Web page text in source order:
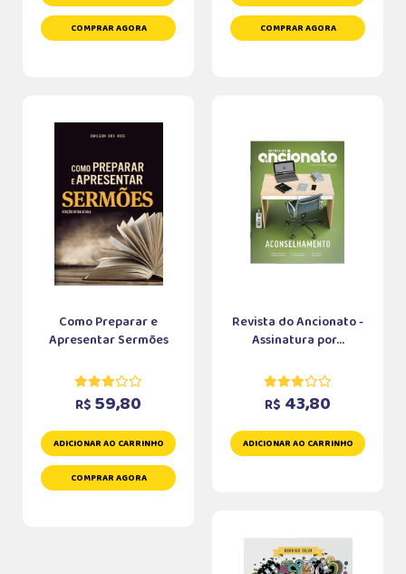
COMPRAR AGORA COMPRAR AGORA
Como Preparar e
Apresentar Sermões
R$ 59,80
ADICIONAR AO CARRINHO
COMPRAR AGORA
Revista do Ancionato -
Assinatura por...
R$ 43,80
ADICIONAR AO CARRINHO